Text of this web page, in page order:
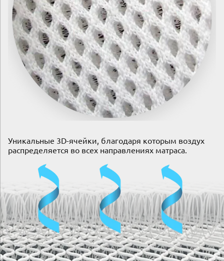
Уникальные 3D-ячейки, благодаря которым воздух
распределяется во всех направлениях матраса.